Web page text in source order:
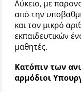
Λύκειο, με
από την
και τον μικρό
εκπαιδευτικών
μαθητές.
Κατόπιν των
αρμόδιοι